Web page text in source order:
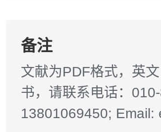
备注
文献为PDF格式，英
书，请联系电话：
13801069450; Email: